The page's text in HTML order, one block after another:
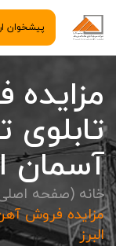
پیشخوان
تابلوی
آسمان
خانه (صفحه
مزايده فروش آهن
البرز